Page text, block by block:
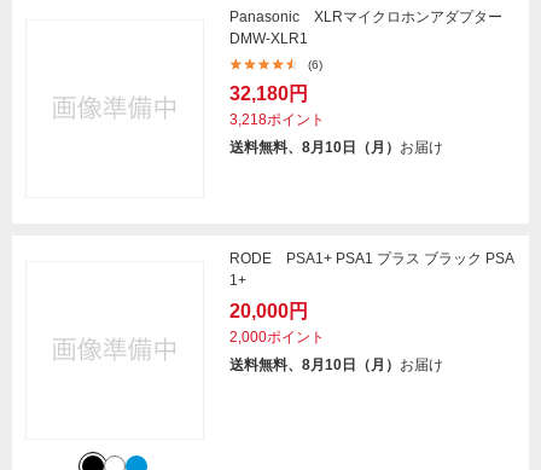
Panasonic XLRマイクロホンアダプター
DMW-XLR1
(6)
32,180円
3,218ポイント
送料無料、8月10日（月） お届け
RODE PSA1+ PSA1 プラス ブラック PSA
1+
20,000円
2,000ポイント
送料無料、8月10日（月） お届け